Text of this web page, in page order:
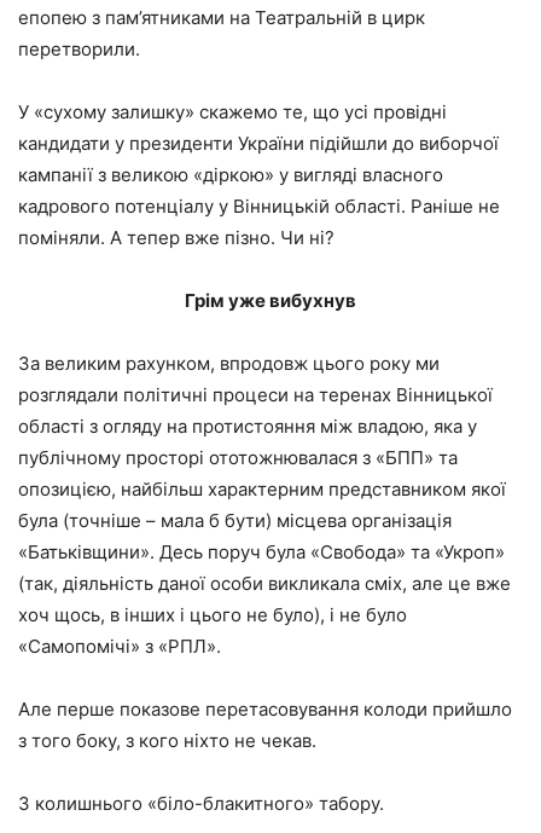
епопею з пам’ятниками на Театральній в цирк
перетворили.
У «сухому залишку» скажемо те, що усі провідні
кандидати у президенти України підійшли до виборчої
кампанії з великою «діркою» у вигляді власного
кадрового потенціалу у Вінницькій області. Раніше не
поміняли. А тепер вже пізно. Чи ні?
Грім уже вибухнув
За великим рахунком, впродовж цього року ми
розглядали політичні процеси на теренах Вінницької
області з огляду на протистояння між владою, яка у
публічному просторі ототожнювалася з «БПП» та
опозицією, найбільш характерним представником якої
була (точніше – мала б бути) місцева організація
«Батьківщини». Десь поруч була «Свобода» та «Укроп»
(так, діяльність даної особи викликала сміх, але це вже
хоч щось, в інших і цього не було), і не було
«Самопомічі» з «РПЛ».
Але перше показове перетасовування колоди прийшло
з того боку, з кого ніхто не чекав.
З колишнього «біло-блакитного» табору.